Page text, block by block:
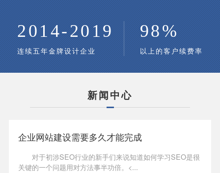
2014-2019
连续五年金牌设计企业
98%
以上的客户续费率
新闻中心
企业网站建设需要多久才能完成
对于初涉SEO行业的新手们来说知道如何学习SEO是很
关键的一个问题用对方法事半功倍。<...